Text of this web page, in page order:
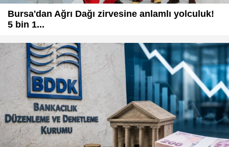
Bursa'dan Ağrı Dağı zirvesine anlamlı yolculuk!
5 bin 1...